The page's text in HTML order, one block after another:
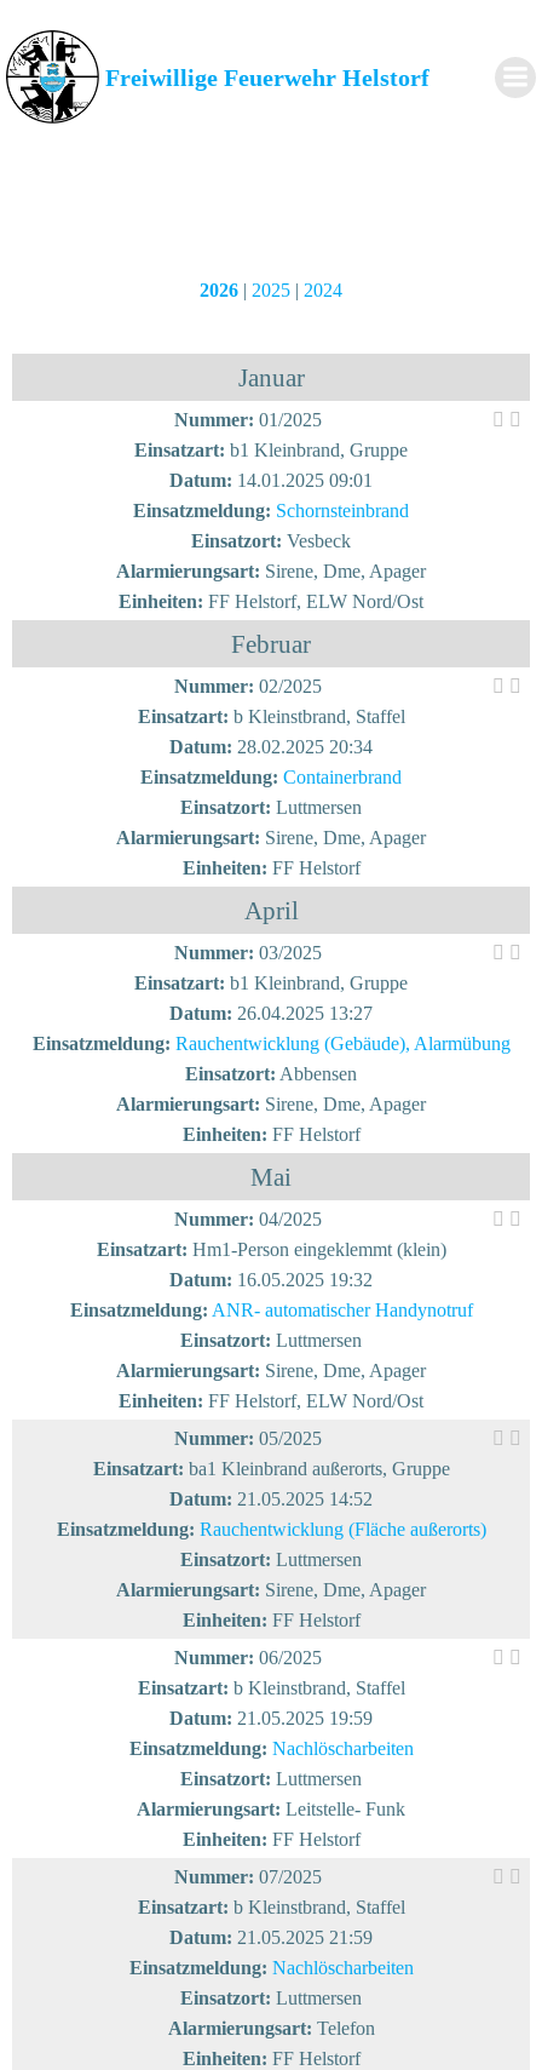
springen
Freiwillige Feuerwehr Helstorf
2026 | 2025 | 2024
Januar
Nummer: 01/2025
Einsatzart: b1 Kleinbrand, Gruppe
Datum: 14.01.2025 09:01
Einsatzmeldung: Schornsteinbrand
Einsatzort: Vesbeck
Alarmierungsart: Sirene, Dme, Apager
Einheiten: FF Helstorf, ELW Nord/Ost
Februar
Nummer: 02/2025
Einsatzart: b Kleinstbrand, Staffel
Datum: 28.02.2025 20:34
Einsatzmeldung: Containerbrand
Einsatzort: Luttmersen
Alarmierungsart: Sirene, Dme, Apager
Einheiten: FF Helstorf
April
Nummer: 03/2025
Einsatzart: b1 Kleinbrand, Gruppe
Datum: 26.04.2025 13:27
Einsatzmeldung: Rauchentwicklung (Gebäude), Alarmübung
Einsatzort: Abbensen
Alarmierungsart: Sirene, Dme, Apager
Einheiten: FF Helstorf
Mai
Nummer: 04/2025
Einsatzart: Hm1-Person eingeklemmt (klein)
Datum: 16.05.2025 19:32
Einsatzmeldung: ANR- automatischer Handynotruf
Einsatzort: Luttmersen
Alarmierungsart: Sirene, Dme, Apager
Einheiten: FF Helstorf, ELW Nord/Ost
Nummer: 05/2025
Einsatzart: ba1 Kleinbrand außerorts, Gruppe
Datum: 21.05.2025 14:52
Einsatzmeldung: Rauchentwicklung (Fläche außerorts)
Einsatzort: Luttmersen
Alarmierungsart: Sirene, Dme, Apager
Einheiten: FF Helstorf
Nummer: 06/2025
Einsatzart: b Kleinstbrand, Staffel
Datum: 21.05.2025 19:59
Einsatzmeldung: Nachlöscharbeiten
Einsatzort: Luttmersen
Alarmierungsart: Leitstelle- Funk
Einheiten: FF Helstorf
Nummer: 07/2025
Einsatzart: b Kleinstbrand, Staffel
Datum: 21.05.2025 21:59
Einsatzmeldung: Nachlöscharbeiten
Einsatzort: Luttmersen
Alarmierungsart: Telefon
Einheiten: FF Helstorf